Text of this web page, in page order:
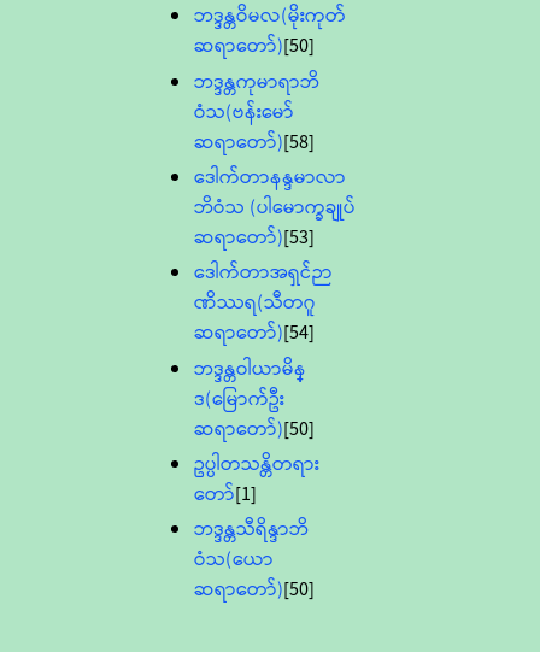
ဘဒ္ဒန္တဝိမလ(မိုးကုတ်
ဆရာတော်)[50]
ဘဒ္ဒန္တကုမာရာဘိ
ဝံသ(ဗန်းမော်
ဆရာတော်)[58]
ဒေါက်တာနန္ဒမာလာ
ဘိဝံသ (ပါမောက္ခချုပ်
ဆရာတော်)[53]
ဒေါက်တာအရှင်ဉာ
ဏိဿရ(သီတဂူ
ဆရာတော်)[54]
ဘဒ္ဒန္တဝါယာမိန္
ဒ(မြောက်ဦး
ဆရာတော်)[50]
ဥပ္ပါတသန္တိတရား
တော်[1]
ဘဒ္ဒန္တသီရိန္ဒာဘိ
ဝံသ(ယော
ဆရာတော်)[50]